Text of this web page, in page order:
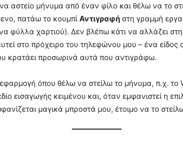
αστείο μήνυμα από έναν φίλο και θέλω να το
πατάω το κουμπί Αντιγραφή στη γραμμή
φύλλα χαρτιού). Δεν βλέπω κάτι να αλλάζει
στο πρόχειρο του τηλεφώνου μου – ένα είδος
κρατάει προσωρινά αυτά που αντιγράφω.
όπου θέλω να στείλω το μήνυμα, π.χ.
εισαγωγής κειμένου και, όταν εμφανιστεί η
μαγικά μπροστά μου, έτοιμο να το